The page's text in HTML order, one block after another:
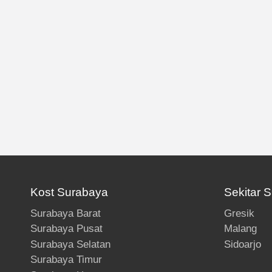
Kost Surabaya
Surabaya Barat
Surabaya Pusat
Surabaya Selatan
Surabaya Timur
Sekitar
Gresik
Malang
Sidoarjo